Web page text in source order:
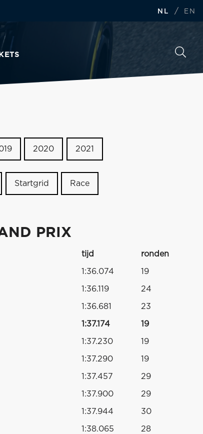
NL / EN
2020 2021
Startgrid Race
PRIX
tijd ronden
1:36.074 19
1:36.119 24
1:36.681 23
1:37.174 19
1:37.230 19
1:37.290 19
1:37.457 29
1:37.900 29
1:37.944 30
1:38.065 28